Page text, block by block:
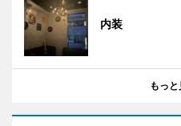
内装
もっと